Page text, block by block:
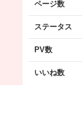
ページ数
ステータス
PV数
いいね数